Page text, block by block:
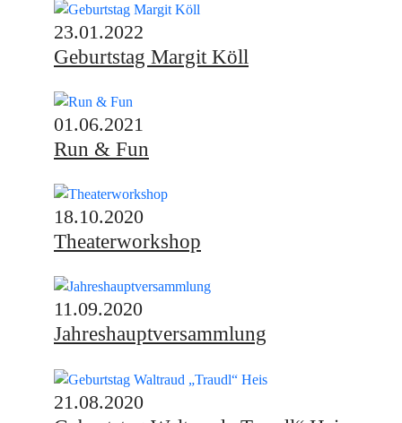
23.01.2022
Geburtstag Margit Köll
01.06.2021
Run & Fun
18.10.2020
Theaterworkshop
11.09.2020
Jahreshauptversammlung
21.08.2020